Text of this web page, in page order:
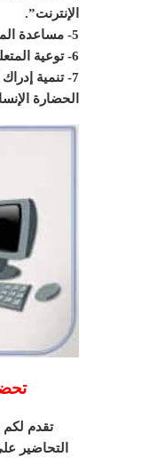
الإنترنت”.
5- مساعدة المتعلم في تكوين الميول الإيجابية والهادفة نحو الحاسب وتقنية المعلومات بصفة عامة.
6- توعية المتعلم بأخلاقيات الحاسب وربطها بأصول العقيدة الإسلامية.
7- تنمية
الحضارة
تقدم لكم
التحاضير